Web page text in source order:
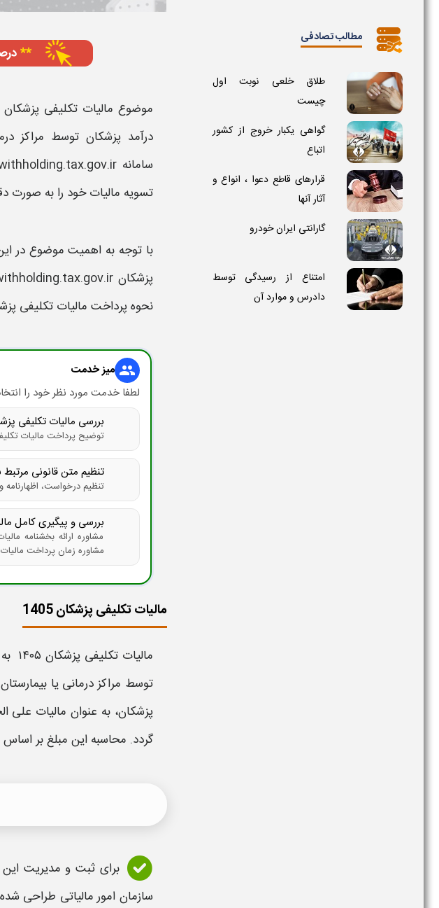
موضوع مالیات تکلیفی پزشکان ۱۴۰۵
درآمدپزشکان توسط مراکز
سامانه
تسویه مالیاتخود را به صورت
با توجه به اهمیت موضوع در این
پزشکان withholding.tax.gov.ir
نحوه پرداخت مالیات تکلیفی
group میز خدمت
لطفا خدمت مورد نظر خود را
بررسی مالیات تکلیفی
توضیح پرداخت مالیات
تنظیم متن قانونی مرتبط
تنظیم درخواست،
بررسی و پیگیری کامل
مشاوره ارائه بخشنامه
مشاوره زمان پرداخت
مالیات تکلیفی پزشکان 1405
مالیات تکلیفی پزشکان ۱۴۰۵
توسط مراکز درمانی یا
پزشکان، به عنوان مالیات علی
گردد. محاسبه این مبلغ بر
برای ثبت و مدیریت این
سازمان امورمالیاتی طراحی
مطالب تصادفی
طلاق خلعی نوبت اول
چیست
گواهی یکبار خروج از کشور
اتباع
قرارهای قاطع دعوا ، انواع و
آثار آنها
گارانتی ایران خودرو
امتناع از رسیدگی توسط
دادرس و موارد آن